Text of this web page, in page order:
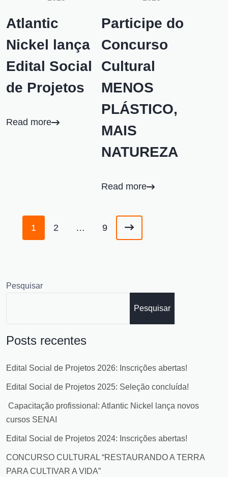
Atlantic
Nickel lança
Edital Social
de Projetos
Read more
Participe do
Concurso
Cultural
MENOS
PLÁSTICO,
MAIS
NATUREZA
Read more
1 2 … 9
Pesquisar
Pesquisar
Posts recentes
Edital Social de Projetos 2026: Inscrições abertas!
Edital Social de Projetos 2025: Seleção concluída!
Capacitação profissional: Atlantic Nickel lança novos
cursos SENAI
Edital Social de Projetos 2024: Inscrições abertas!
CONCURSO CULTURAL “RESTAURANDO A TERRA
PARA CULTIVAR A VIDA”